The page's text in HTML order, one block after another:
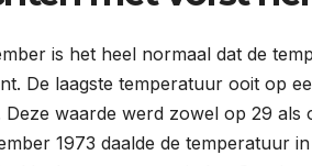
is het heel normaal dat de
De laagste temperatuur ooit op
Deze waarde werd zowel op 29 als
1973 daalde de temperatuur